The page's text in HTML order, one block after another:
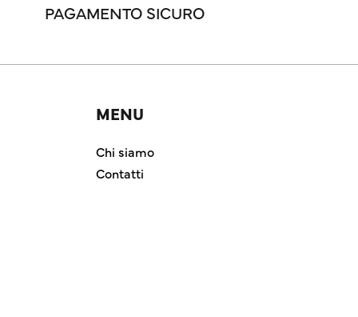
PAGAMENTO SICURO
MENU
Chi siamo
Contatti